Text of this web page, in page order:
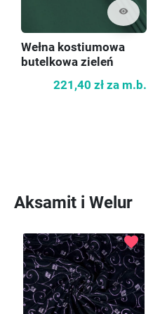
visibility
Wełna kostiumowa
butelkowa zieleń
221,40 zł za m.b.
Aksamit i Welur
favorite